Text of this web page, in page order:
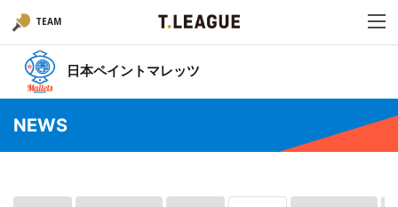
TEAM
日本ペイントマレッツ
NEWS